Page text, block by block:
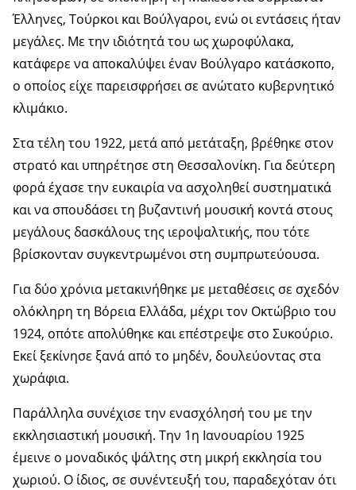
Έλληνες, Τούρκοι και Βούλγαροι, ενώ οι εντάσεις ήταν
μεγάλες. Με την ιδιότητά του ως χωροφύλακα,
κατάφερε να αποκαλύψει έναν Βούλγαρο κατάσκοπο,
ο οποίος είχε παρεισφρήσει σε ανώτατο κυβερνητικό
κλιμάκιο.
Στα τέλη του 1922, μετά από μετάταξη, βρέθηκε στον
στρατό και υπηρέτησε στη Θεσσαλονίκη. Για δεύτερη
φορά έχασε την ευκαιρία να ασχοληθεί συστηματικά
και να σπουδάσει τη βυζαντινή μουσική κοντά στους
μεγάλους δασκάλους της ιεροψαλτικής, που τότε
βρίσκονταν συγκεντρωμένοι στη συμπρωτεύουσα.
Για δύο χρόνια μετακινήθηκε με μεταθέσεις σε σχεδόν
ολόκληρη τη Βόρεια Ελλάδα, μέχρι τον Οκτώβριο του
1924, οπότε απολύθηκε και επέστρεψε στο Συκούριο.
Εκεί ξεκίνησε ξανά από το μηδέν, δουλεύοντας στα
χωράφια.
Παράλληλα συνέχισε την ενασχόλησή του με την
εκκλησιαστική μουσική. Την 1η Ιανουαρίου 1925
έμεινε ο μοναδικός ψάλτης στη μικρή εκκλησία του
χωριού. Ο ίδιος, σε συνέντευξή του, παραδεχόταν ότι